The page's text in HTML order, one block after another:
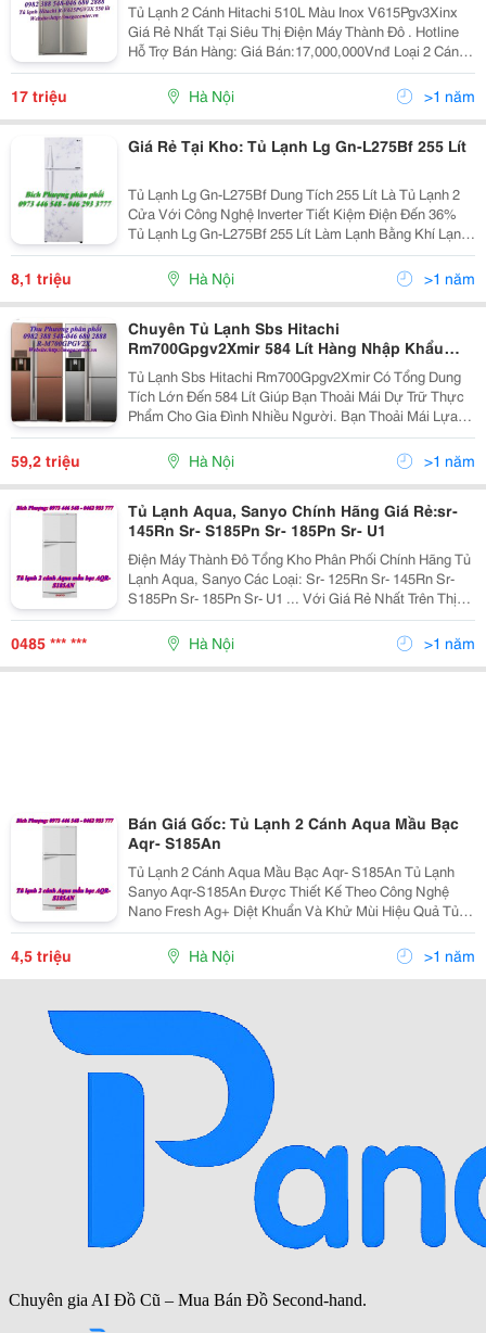
Tủ Lạnh 2 Cánh Hitachi 510L Màu Inox V615Pgv3Xinx
Giá Rẻ Nhất Tại Siêu Thị Điện Máy Thành Đô . Hotline
Hỗ Trợ Bán Hàng: Giá Bán:17,000,000Vnđ Loại 2 Cánh
Ngăn Đông Trên Màu Inox Model V615Pgv3X(Inx) Số
Lượng Cánh T
17 triệu Hà Nội >1 năm
Giá Rẻ Tại Kho: Tủ Lạnh Lg Gn-L275Bf 255 Lít
Tủ Lạnh Lg Gn-L275Bf Dung Tích 255 Lít Là Tủ Lạnh 2
Cửa Với Công Nghệ Inverter Tiết Kiệm Điện Đến 36%
Tủ Lạnh Lg Gn-L275Bf 255 Lít Làm Lạnh Bằng Khí Lạnh
Đa Chiều Đảm Bảo Độ Tươi Ngon Của Thực Phẩm. Tủ
Lạnh Lg Gn-L275Bf 255 Lít Với Dung Tích Ch
8,1 triệu Hà Nội >1 năm
Chuyên Tủ Lạnh Sbs Hitachi
Rm700Gpgv2Xmir 584 Lít Hàng Nhập Khẩu
Thái Lan Giá Rẻ
Tủ Lạnh Sbs Hitachi Rm700Gpgv2Xmir Có Tổng Dung
Tích Lớn Đến 584 Lít Giúp Bạn Thoải Mái Dự Trữ Thực
Phẩm Cho Gia Đình Nhiều Người. Bạn Thoải Mái Lựa
Chọn Và Cất Trữ Các Loại Thực Phẩm Yêu Thích Mà
Không Cần Lo Lắng. Tủ Lạnh Hitachi Rm700Pgv2Xmir C
59,2 triệu Hà Nội >1 năm
Tủ Lạnh Aqua, Sanyo Chính Hãng Giá Rẻ:sr-
145Rn Sr- S185Pn Sr- 185Pn Sr- U1
Điện Máy Thành Đô Tổng Kho Phân Phối Chính Hãng Tủ
Lạnh Aqua, Sanyo Các Loại: Sr- 125Rn Sr- 145Rn Sr-
S185Pn Sr- 185Pn Sr- U1 ... Với Giá Rẻ Nhất Trên Thị
Trường. Liên Hệ Bích Phượng: 0973 446 548 - 0462 933
777 Để Nhận Được Tư Vấn Và Mức Báo Giá
0485 *** *** Hà Nội >1 năm
Bán Giá Gốc: Tủ Lạnh 2 Cánh Aqua Mầu Bạc
Aqr- S185An
Tủ Lạnh 2 Cánh Aqua Mầu Bạc Aqr- S185An Tủ Lạnh
Sanyo Aqr-S185An Được Thiết Kế Theo Công Nghệ
Nano Fresh Ag+ Diệt Khuẩn Và Khử Mùi Hiệu Quả Tủ
Lạnh Sanyo Aqr-S185An Với Tính Năng Làm Lạnh Siêu
Tốc Giúp Bạn Tiết Kiệm Được Thời Gian Và Rất
4,5 triệu Hà Nội >1 năm